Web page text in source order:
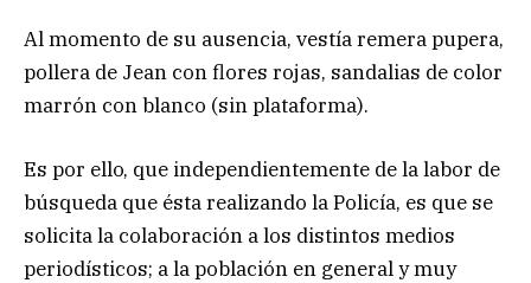
Al momento de su ausencia, vestía remera pupera,
pollera de Jean con flores rojas, sandalias de color
marrón con blanco (sin plataforma).
Es por ello, que independientemente de la labor de
búsqueda que ésta realizando la Policía, es que se
solicita la colaboración a los distintos medios
periodísticos; a la población en general y muy